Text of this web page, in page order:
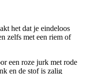
het dat je eindeloos
zelfs met een riem of
een roze jurk met rode
en de stof is zalig